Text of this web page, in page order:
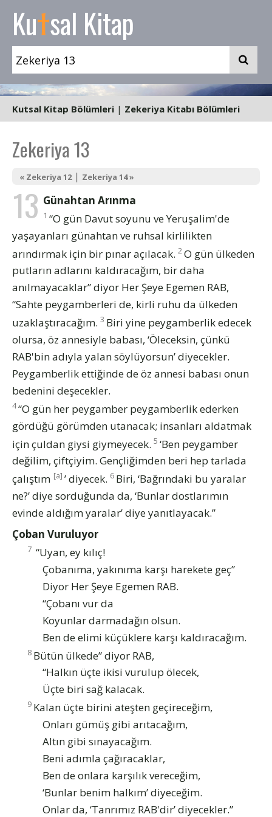
Kutsal Kitap
Kutsal Kitap Bölümleri | Zekeriya Kitabı Bölümleri
Zekeriya 13
« Zekeriya 12| Zekeriya 14 »
13 Günahtan Arınma
1 “O gün Davut soyunu ve Yeruşalim'de
yaşayanları günahtan ve ruhsal kirlilikten
arındırmak için bir pınar açılacak. 2O gün ülkeden
putların adlarını kaldıracağım, bir daha
anılmayacaklar” diyor Her Şeye Egemen RAB,
“Sahte peygamberleri de, kirli ruhu da ülkeden
uzaklaştıracağım. 3 Biri yine peygamberlik edecek
olursa, öz annesiyle babası, ‘Öleceksin, çünkü
RAB'bin adıyla yalan söylüyorsun’ diyecekler.
Peygamberlik ettiğinde de öz annesi babası onun
bedenini deşecekler.
4“O gün her peygamber peygamberlik ederken
gördüğü görümden utanacak; insanları aldatmak
için çuldan giysi giymeyecek. 5 ‘Ben peygamber
değilim, çiftçiyim. Gençliğimden beri hep tarlada
çalıştım [a] ’ diyecek. 6 Biri, ‘Bağrındaki bu yaralar
ne?’ diye sorduğunda da, ‘Bunlar dostlarımın
evinde aldığım yaralar’ diye yanıtlayacak.”
Çoban Vuruluyor
7 “Uyan, ey kılıç!
Çobanıma, yakınıma karşı harekete geç”
Diyor Her Şeye Egemen RAB.
“Çobanı vur da
Koyunlar darmadağın olsun.
Ben de elimi küçüklere karşı kaldıracağım.
8 Bütün ülkede” diyor RAB,
“Halkın üçte ikisi vurulup ölecek,
Üçte biri sağ kalacak.
9 Kalan üçte birini ateşten geçireceğim,
Onları gümüş gibi arıtacağım,
Altın gibi sınayacağım.
Beni adımla çağıracaklar,
Ben de onlara karşılık vereceğim,
‘Bunlar benim halkım’ diyeceğim.
Onlar da, ‘Tanrımız RAB'dir’ diyecekler.”